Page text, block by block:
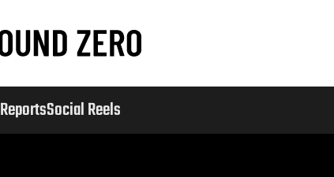
ReportsSocial Reels